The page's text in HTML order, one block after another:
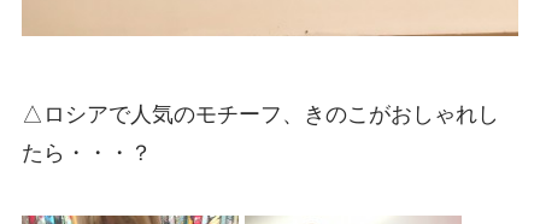
△ロシアで人気のモチーフ、きのこがおしゃれし
たら・・・？